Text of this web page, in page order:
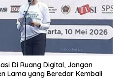
Di Ruang Digital, Jangan
Lama yang Beredar Kembali